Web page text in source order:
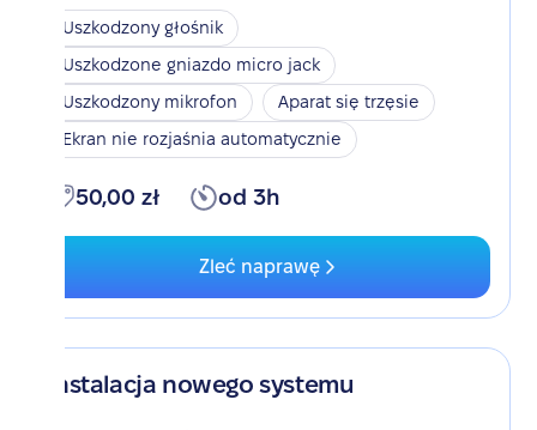
Uszkodzony głośnik
Uszkodzone gniazdo micro jack
Uszkodzony mikrofon
Aparat się trzęsie
Ekran nie rozjaśnia automatycznie
50,00 zł od 3h
Zleć naprawę
Instalacja nowego systemu